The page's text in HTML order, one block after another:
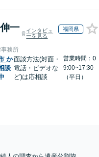
一
インタビュ
ーを見る
福岡県
務所
か
談
面談方法(対面・
電話・ビデオな
ど)は応相談
営業時間：0
9:00~17:30
（平日）